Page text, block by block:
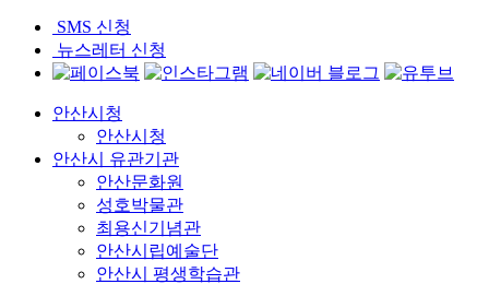
SMS 신청
뉴스레터 신청
안산시청
안산시청
안산시 유관기관
안산문화원
성호박물관
최용신기념관
안산시립예술단
안산시 평생학습관